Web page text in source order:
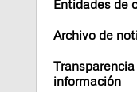
Entidades de
Archivo de
información